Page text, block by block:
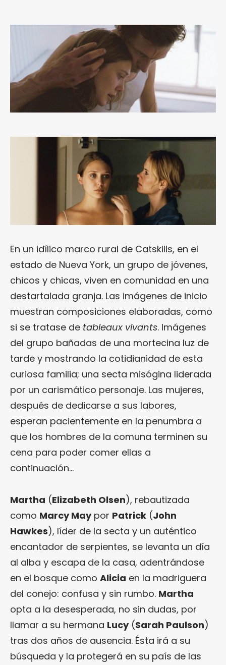
En un idílico marco rural de Catskills, en el
estado de Nueva York, un grupo de jóvenes,
chicos y chicas, viven en comunidad en una
destartalada granja. Las imágenes de inicio
muestran composiciones elaboradas, como
si se tratase de tableaux vivants. Imágenes
del grupo bañadas de una mortecina luz de
tarde y mostrando la cotidianidad de esta
curiosa familia; una secta misógina liderada
por un carismático personaje. Las mujeres,
después de dedicarse a sus labores,
esperan pacientemente en la penumbra a
que los hombres de la comuna terminen su
cena para poder comer ellas a
continuación…
Martha (Elizabeth Olsen), rebautizada
como Marcy Maypor Patrick (John
Hawkes), líder de la secta y un auténtico
encantador de serpientes, se levanta un día
al alba y escapa de la casa, adentrándose
en el bosque como Alicia en la madriguera
del conejo: confusa y sin rumbo. Martha
opta a la desesperada, no sin dudas, por
llamar a su hermana Lucy(Sarah Paulson)
tras dos años de ausencia. Ésta irá a su
búsqueda y la protegerá en su país de las